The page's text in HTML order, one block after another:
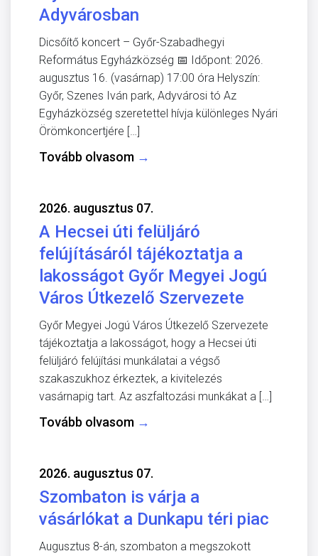
Adyvárosban
Dicsőítő koncert – Győr-Szabadhegyi
Református Egyházközség 📅 Időpont: 2026.
augusztus 16. (vasárnap) 17:00 óra Helyszín:
Győr, Szenes Iván park, Adyvárosi tó Az
Egyházközség szeretettel hívja különleges Nyári
Örömkoncertjére […]
Tovább olvasom →
2026. augusztus 07.
A Hecsei úti felüljáró
felújításáról tájékoztatja a
lakosságot Győr Megyei Jogú
Város Útkezelő Szervezete
Győr Megyei Jogú Város Útkezelő Szervezete
tájékoztatja a lakosságot, hogy a Hecsei úti
felüljáró felújítási munkálatai a végső
szakaszukhoz érkeztek, a kivitelezés
vasárnapig tart. Az aszfaltozási munkákat a […]
Tovább olvasom →
2026. augusztus 07.
Szombaton is várja a
vásárlókat a Dunkapu téri piac
Augusztus 8-án, szombaton a megszokott